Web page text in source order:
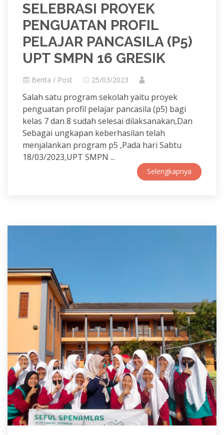
SELEBRASI PROYEK
PENGUATAN PROFIL
PELAJAR PANCASILA (P5)
UPT SMPN 16 GRESIK
Berita / Post 25/03/2023
Salah satu program sekolah yaitu proyek
penguatan profil pelajar pancasila (p5) bagi
kelas 7 dan 8 sudah selesai dilaksanakan,Dan
Sebagai ungkapan keberhasilan telah
menjalankan program p5 ,Pada hari Sabtu
18/03/2023,UPT SMPN ...
Selengkapnya